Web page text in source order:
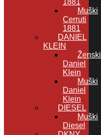
Muški
Cerruti
1881
DANIEL
KLEIN
Ženski
Daniel
Klein
Muški
Daniel
Klein
DIESEL
Muški
Diesel